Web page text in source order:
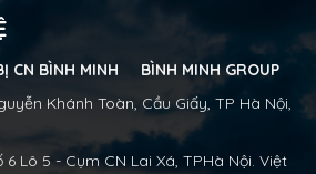
CN BÌNH MINH BÌNH MINH GROUP
Khánh Toàn, Cầu Giấy, TP Hà Nội,
Lô 5 - Cụm CN Lai Xá, TPHà Nội. Việt